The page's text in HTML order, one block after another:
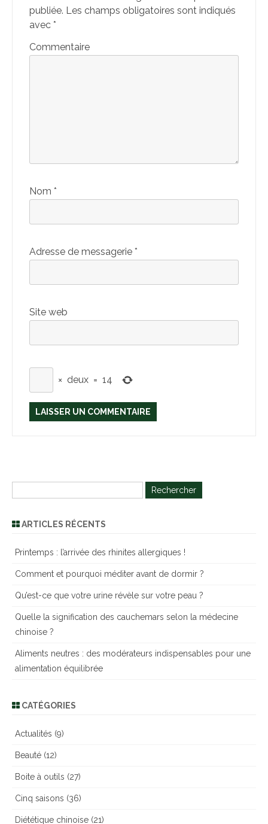
publiée. Les champs obligatoires sont indiqués
avec *
Commentaire
Nom *
Adresse de messagerie *
Site web
× deux = 14
c
ARTICLES RÉCENTS
Printemps : l’arrivée des rhinites allergiques !
Comment et pourquoi méditer avant de dormir ?
Qu’est-ce que votre urine révèle sur votre peau ?
Quelle la signification des cauchemars selon la médecine
chinoise ?
Aliments neutres : des modérateurs indispensables pour une
alimentation équilibrée
CATÉGORIES
Actualités (9)
Beauté (12)
Boite à outils (27)
Cinq saisons (36)
Diététique chinoise (21)